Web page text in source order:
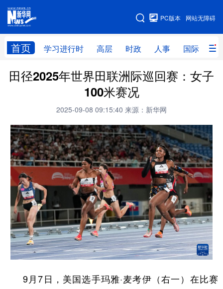
网站无障碍
PC版本
首页 学习进行时 高层 时政 人事 国际 财
网站地图
学习进行时 高层 时政 人事
财经 网评
全球连线
科技 科创 量子 体育
文化 书画 健康 军事
访谈 视频 图片 政务
法律 中央文件 金融 汽车
食品 人居 信息化 数字经济
学术中国 乡村振兴 银龄 溯源中国
城市 旅游 能源 会展
彩票 娱乐 时尚 悦读
田径2025年世界田联洲际巡回赛：女子
100米赛况
2025-09-08 09:15:40 来源：新华网
9月7日，美国选手玛雅·麦考伊（右一）在比赛